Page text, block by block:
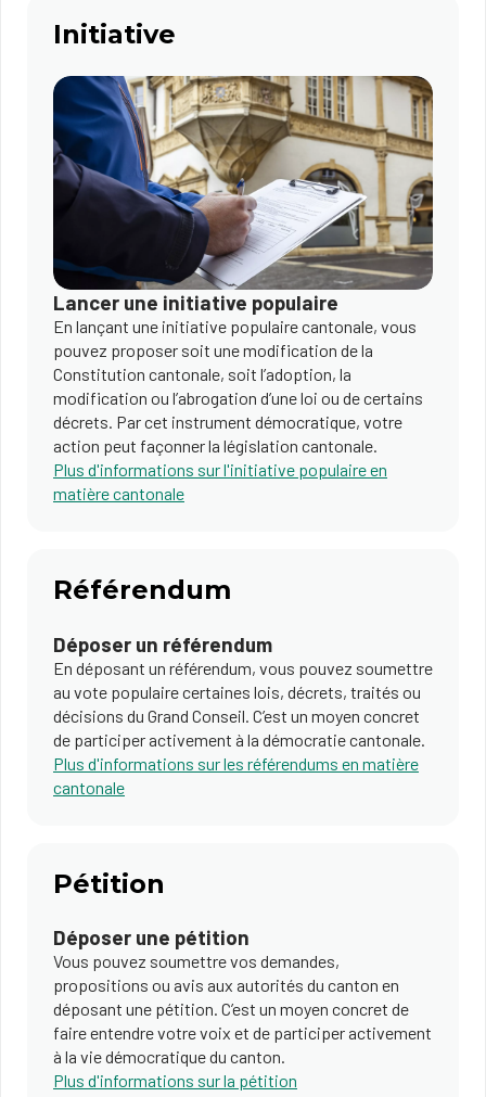
Initiative
Lancer une initiative populaire
En lançant une initiative populaire cantonale, vous
pouvez proposer soit une modification de la
Constitution cantonale, soit l’adoption, la
modification ou l’abrogation d’une loi ou de certains
décrets. Par cet instrument démocratique, votre
action peut façonner la législation cantonale.
Plus d'informations sur l'initiative populaire en
matière cantonale
Référendum
Déposer un référendum
En déposant un référendum, vous pouvez soumettre
au vote populaire certaines lois, décrets, traités ou
décisions du Grand Conseil. C’est un moyen concret
de participer activement à la démocratie cantonale.
Plus d'informations sur les référendums en matière
cantonale
Pétition
Déposer une pétition
Vous pouvez soumettre vos demandes,
propositions ou avis aux autorités du canton en
déposant une pétition. C’est un moyen concret de
faire entendre votre voix et de participer activement
à la vie démocratique du canton.
Plus d'informations sur la pétition